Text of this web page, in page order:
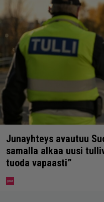
Junayhteys avautuu
samalla alkaa uusi
tuoda vapaasti”